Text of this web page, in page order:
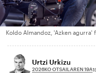
Koldo Almandoz, 'Azken agurra'
Urtzi Urkizu
2026KO OTSAILAREN 19A